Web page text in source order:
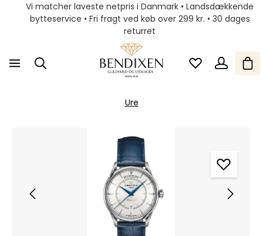
Vi matcher laveste netpris i Danmark • Landsdækkende
bytteservice • Fri fragt ved køb over 299 kr. • 30 dages
returret
Ure